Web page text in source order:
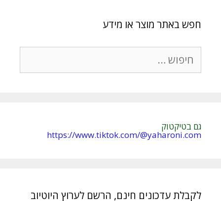
חפש באתר מוצר או מידע
חיפוש:
גם בטיקטוק
https://www.tiktok.com/@yaharoni.com
לקבלת עדכונים חינם, הרשם לערוץ היוטיוב